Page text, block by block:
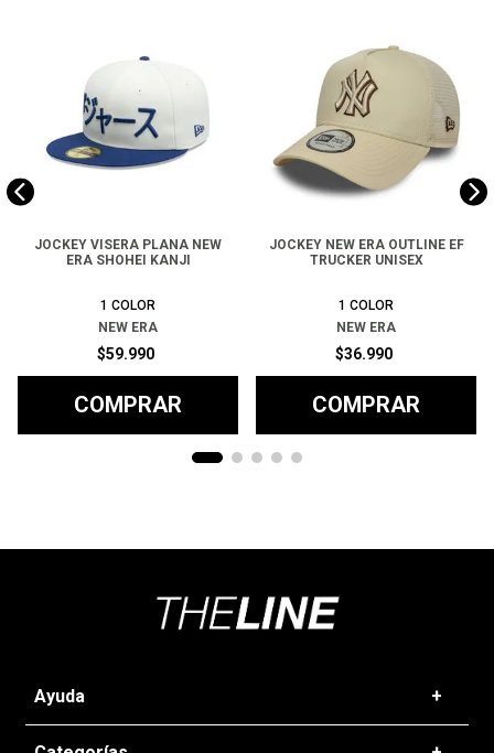
JOCKEY VISERA PLANA NEW
ERA SHOHEI KANJI
1 COLOR
NEW ERA
$59.990
COMPRAR
JOCKEY NEW ERA OUTLINE EF
TRUCKER UNISEX
1 COLOR
NEW ERA
$36.990
COMPRAR
Ayuda +
Preguntas frecuentes